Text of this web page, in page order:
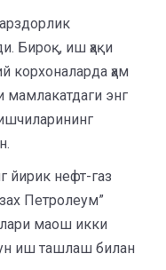
Бироқ, иш ҳақи
корхоналарда ҳам
энг
йирик нефт-газ
Петролеум”
маош икки
иш ташлаш билан